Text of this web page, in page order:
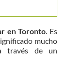
en Toronto . Es
mucho
través de un